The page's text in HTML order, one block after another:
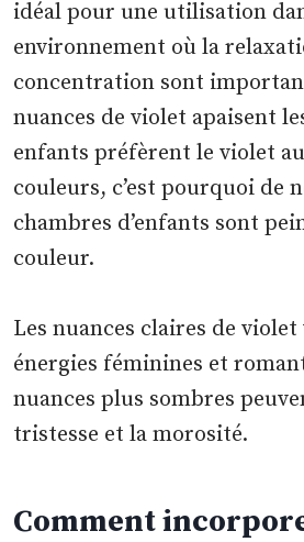
idéal pour une utilisation
environnement où la
concentration sont
nuances de violet apaisent
enfants préfèrent le violet
couleurs, c’est pourquoi de
chambres d’enfants sont
couleur.
Les nuances claires de
énergies féminines et
nuances plus sombres
tristesse et la morosité.
Comment